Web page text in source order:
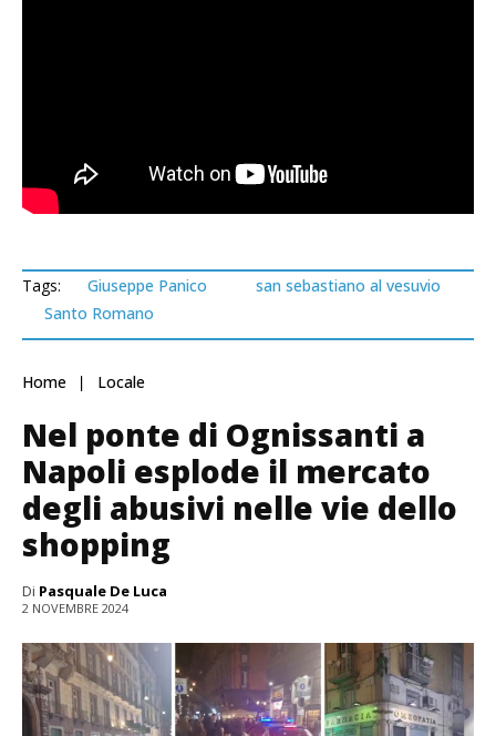
Tags: Giuseppe Panico
san sebastiano al vesuvio
Santo Romano
Home Locale
Nel ponte di Ognissanti a
Napoli esplode il mercato
degli abusivi nelle vie dello
shopping
Di Pasquale De Luca
2 NOVEMBRE 2024